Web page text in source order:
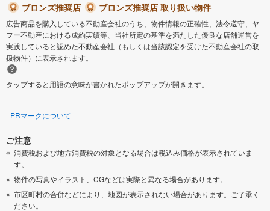
泉南市 四條畷市
交野市 大阪狭山市
阪南市
豊能郡豊能町 豊能郡能勢町
泉南郡熊取町
南河内郡太子町
ブロンズ推奨店
ブロンズ推奨店 取り扱い物件
広告商品を購入している不動産会社のうち、物件情報の正確性、法令遵守、ヤ
フー不動産における成約実績等、当社所定の基準を満たした優良な店舗運営を
実践していると認めた不動産会社（もしくは当該認定を受けた不動産会社の取
扱物件）に表示されます。
タップすると用語の意味が書かれたポップアップが開きます。
PRマークについて
ご注意
消費税および地方消費税の対象となる場合は税込み価格が表示されていま
す。
物件の写真やイラスト、CGなどは実際と異なる場合があります。
市区町村の合併などにより、地図が表示されない場合があります。ご了承く
ださい。